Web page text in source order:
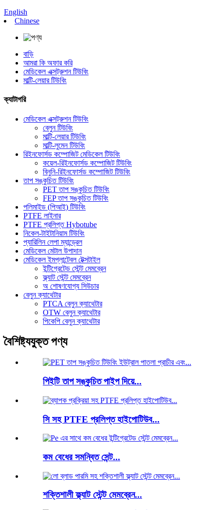
English
Chinese
বাড়ি
আমরা কি অফার করি
মেডিকেল এক্সট্রুশন টিউবিং
মাল্টি-লেয়ার টিউবিং
ক্যাটাগরি
মেডিকেল এক্সট্রুশন টিউবিং
বেলুন টিউবিং
মাল্টি-লেয়ার টিউবিং
মাল্টি-লুমেন টিউবিং
রিইনফোর্সড কম্পোজিট মেডিকেল টিউবিং
কয়েল-রিইনফোর্সড কম্পোজিট টিউবিং
বিনুনি-রিইনফোর্সড কম্পোজিট টিউবিং
তাপ সঙ্কুচিত টিউবিং
PET তাপ সঙ্কুচিত টিউবিং
FEP তাপ সঙ্কুচিত টিউবিং
পলিমাইড (পিআই) টিউবিং
PTFE লাইনার
PTFE প্রলিপ্ত Hybotube
নিকেল-টাইটানিয়াম টিউবিং
প্যারিলিন লেপা ম্যান্ড্রেল
মেডিকেল মেটাল উপাদান
মেডিকেল ইমপ্লান্টেবল টেক্সটাইল
ইন্টিগ্রেটেড স্টেন্ট মেমব্রেন
ফ্ল্যাট স্টেন্ট মেমব্রেন
অ শোষণযোগ্য সিউচার
বেলুন ক্যাথেটার
PTCA বেলুন ক্যাথেটার
OTW বেলুন ক্যাথেটার
পিকেপি বেলুন ক্যাথেটার
বৈশিষ্ট্যযুক্ত পণ্য
পিইটি তাপ সঙ্কুচিত পাইপ দিয়ে...
সি সহ PTFE প্রলিপ্ত হাইপোটিউব...
কম বেধের সমন্বিত সেন্ট...
শক্তিশালী ফ্ল্যাট স্টেন্ট মেমব্রেন...